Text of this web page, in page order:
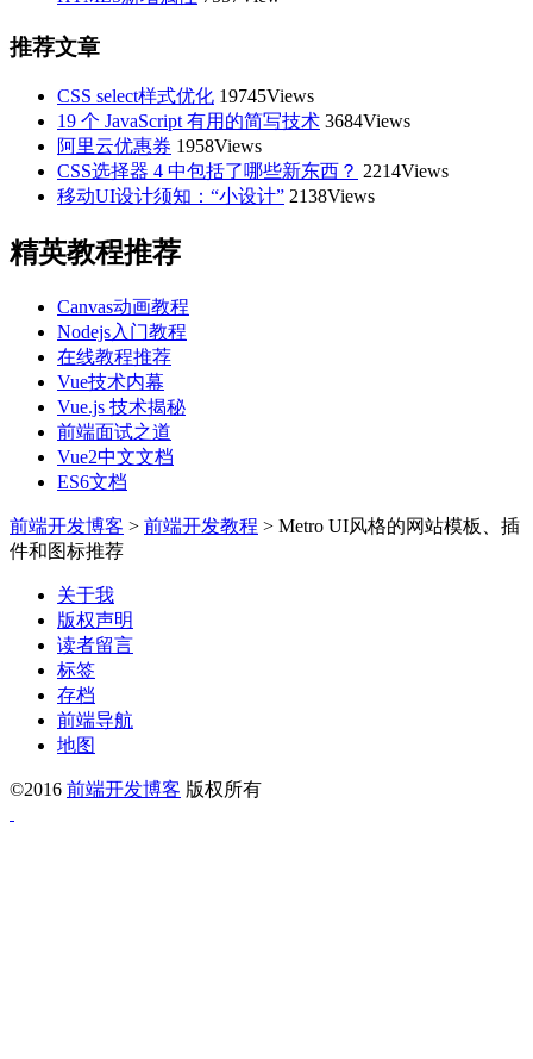
推荐文章
CSS select样式优化 19745Views
19 个 JavaScript 有用的简写技术 3684Views
阿里云优惠券 1958Views
CSS选择器 4 中包括了哪些新东西？ 2214Views
移动UI设计须知：“小设计” 2138Views
精英教程推荐
Canvas动画教程
Nodejs入门教程
在线教程推荐
Vue技术内幕
Vue.js 技术揭秘
前端面试之道
Vue2中文文档
ES6文档
前端开发博客 > 前端开发教程 > Metro UI风格的网站模板、插
件和图标推荐
关于我
版权声明
读者留言
标签
存档
前端导航
地图
©2016 前端开发博客 版权所有